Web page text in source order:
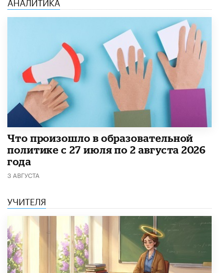
​Что произошло в образовательной
политике с 27 июля по 2 августа 2026
года
3 АВГУСТА
УЧИТЕЛЯ